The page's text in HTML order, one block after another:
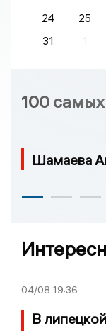
24
25
31
1
100
Шамаева
04/08 19:36
В